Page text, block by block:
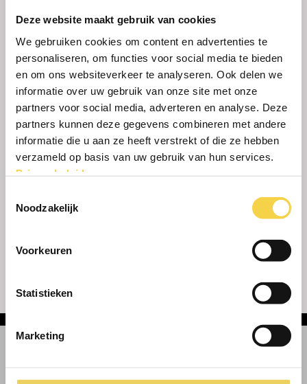
Deze website maakt gebruik van cookies
We gebruiken cookies om content en advertenties te
personaliseren, om functies voor social media te bieden
en om ons websiteverkeer te analyseren. Ook delen we
informatie over uw gebruik van onze site met onze
partners voor social media, adverteren en analyse. Deze
partners kunnen deze gegevens combineren met andere
informatie die u aan ze heeft verstrekt of die ze hebben
verzameld op basis van uw gebruik van hun services.
Privacybeleid
Noodzakelijk
Voorkeuren
Statistieken
Marketing
gevels, kozijnen, binnenmuren en vloeren
vernieuwd. Ook mooie glazen entree en
zonnige serre mogen plaatsen.
Meer foto’s